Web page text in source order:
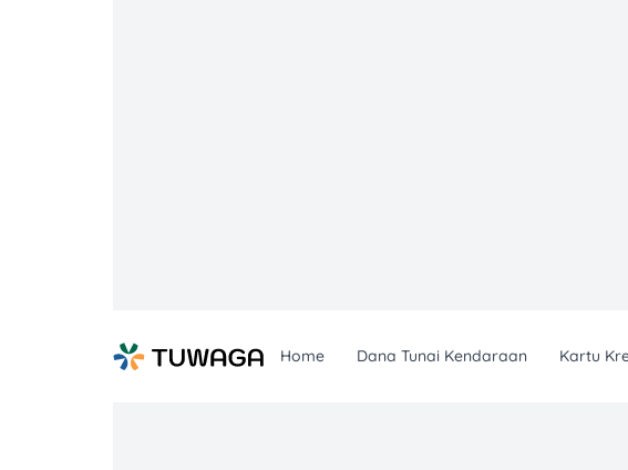
Home Dana Tunai Kendaraan Kartu